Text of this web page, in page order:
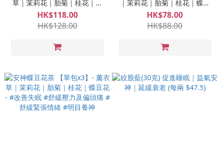
草｜茉莉花｜胎菊｜桂花｜蝶
豆花 - #改善失眠 #舒緩壓力及
偏頭痛 #舒緩緊張情緒 #明目養
神
HK$118.00
HK$128.00
｜茉莉花｜胎菊｜桂花｜蝶豆
花- #改善失眠 #舒緩壓力及偏
頭痛 #舒緩緊張情緒
HK$78.00
HK$88.00